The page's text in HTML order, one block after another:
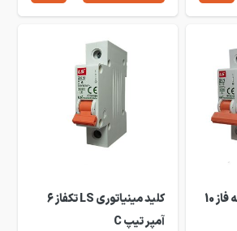
کلید مینیاتوری LS سه فاز 10
کلید مینیاتوری LS تکفاز 6
آمپر تیپ C